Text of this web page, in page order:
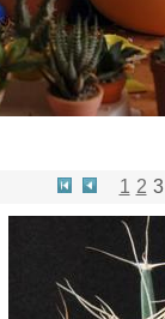
1 2 3